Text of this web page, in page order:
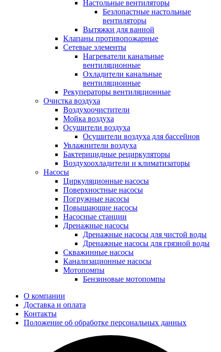
Настольные вентиляторы
Безлопастные настольные
вентиляторы
Вытяжки для ванной
Клапаны противопожарные
Сетевые элементы
Нагреватели канальные
вентиляционные
Охладители канальные
вентиляционные
Рекуператоры вентиляционные
Очистка воздуха
Воздухоочистители
Мойка воздуха
Осушители воздуха
Осушители воздуха для бассейнов
Увлажнители воздуха
Бактерицидные рециркуляторы
Воздухоохладители и климатизаторы
Насосы
Циркуляционные насосы
Поверхностные насосы
Погружные насосы
Повышающие насосы
Насосные станции
Дренажные насосы
Дренажные насосы для чистой воды
Дренажные насосы для грязной воды
Скважинные насосы
Канализационные насосы
Мотопомпы
Бензиновые мотопомпы
О компании
Доставка и оплата
Контакты
Положение об обработке персональных данных